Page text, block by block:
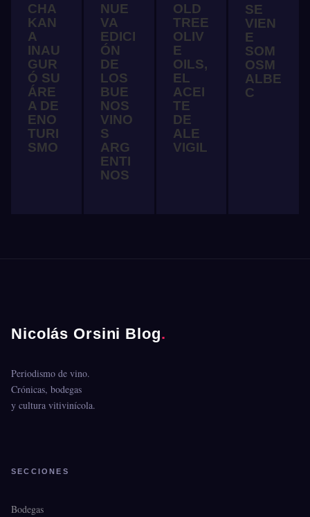
CHA
KAN
A
INAU
GUR
Ó SU
ÁRE
A DE
ENO
TURI
SMO
NUE
VA
EDICI
ÓN
DE
LOS
BUE
NOS
VINO
S
ARG
ENTI
NOS
OLD
TREE
OLIV
E
OILS,
EL
ACEI
TE
DE
ALE
VIGIL
SE
VIEN
E
SOM
OSM
ALBE
C
Nicolás Orsini Blog.
Periodismo de vino.
Crónicas, bodegas
y cultura vitivinícola.
SECCIONES
Bodegas